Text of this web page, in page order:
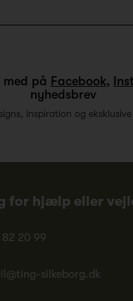
med på Facebook,
nyhedsbrev
inspiration og
for hjælp eller
82 20 99
silkeborg.dk